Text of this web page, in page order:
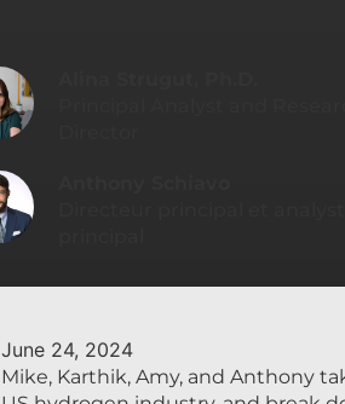
June 24, 2024
Mike, Karthik, Amy, and Anthony